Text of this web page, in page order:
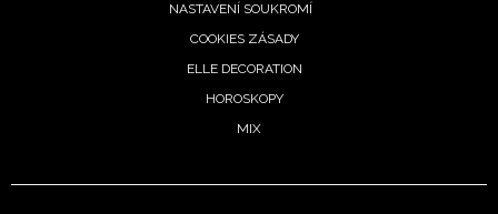
NASTAVENÍ SOUKROMÍ
COOKIES ZÁSADY
ELLE DECORATION
HOROSKOPY
MIX